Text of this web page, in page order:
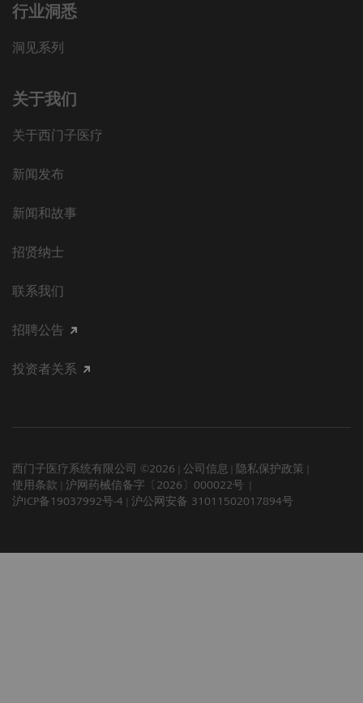
行业洞悉
洞见系列
关于我们
关于西门子医疗
新闻发布
新闻和故事
招贤纳士
联系我们
招聘公告
投资者关系
西门子医疗系统有限公司 ©2026 公司信息
隐私保护政策
使用条款
沪网药械信备字〔2026〕000022号
沪ICP备19037992号-4
沪公网安备 31011502017894号